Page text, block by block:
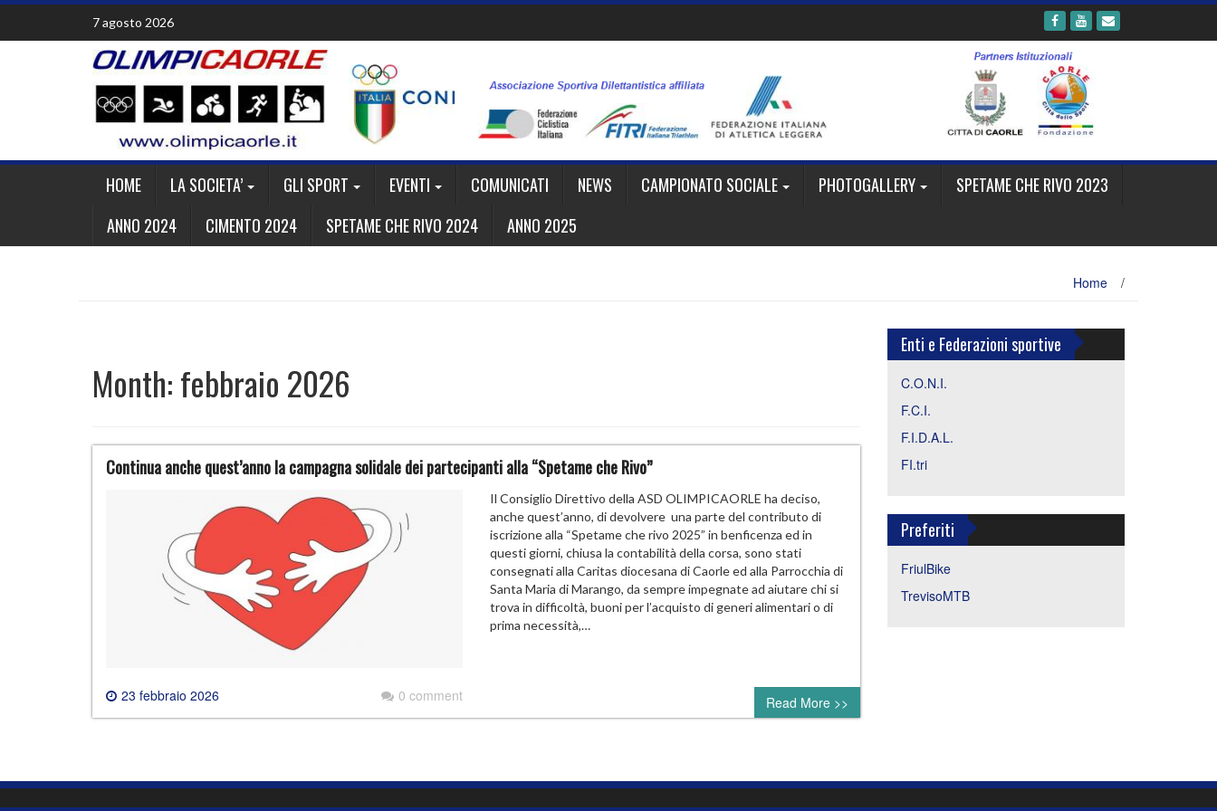
Skip
content
7 agosto 2026
HOME LA SOCIETA’ GLI SPORT EVENTI COMUNICATI NEWS CAMPIONATO SOCIALE PHOTOGALLERY
SPETAME CHE RIVO 2023
ANNO 2024
CIMENTO 2024 SPETAME CHE RIVO 2024 ANNO 2025
Home /
Month:febbraio 2026
Continua anche quest’anno la campagna solidale dei partecipanti alla “Spetame che Rivo”
23 febbraio 2026 0 comment
Il Consiglio Direttivo della ASD OLIMPICAORLE ha deciso,
anche quest’anno, di devolvere una parte del contributo di
iscrizione alla “Spetame che rivo 2025” in benficenza ed in
questi giorni, chiusa la contabilità della corsa, sono stati
consegnati alla Caritas diocesana di Caorle ed alla Parrocchia di
Santa Maria di Marango, da sempre impegnate ad aiutare chi si
trova in difficoltà, buoni per l’acquisto di generi alimentari o di
prima necessità,…
Read More >>
Enti e Federazioni sportive
C.O.N.I.
F.C.I.
F.I.D.A.L.
FI.tri
Preferiti
FriulBike
TrevisoMTB